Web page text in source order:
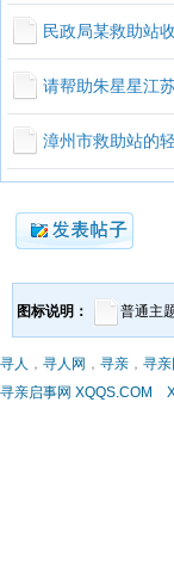
民政局某救助站
请帮助朱星星江
漳州市救助站的
图标说明： 普通主
寻人 ， 寻人网 ， 寻亲 ， 寻亲
寻亲启事网 XQQS.COM